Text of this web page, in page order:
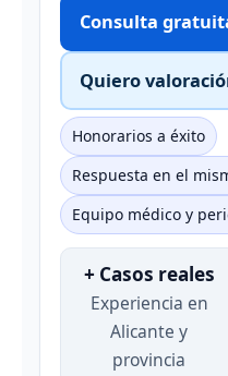
Consulta
Quiero
Honorarios a éxito
Respuesta en el
Equipo médico y
+ Casos reales
Experiencia en
Alicante y
provincia